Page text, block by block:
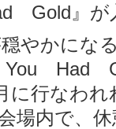
Gold』が
やかにな
Had
に行なわれ
場内で、